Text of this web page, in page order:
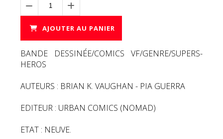
AJOUTER AU PANIER
BANDE DESSINÉE/COMICS VF/GENRE/SUPERS-
HEROS
AUTEURS : BRIAN K. VAUGHAN - PIA GUERRA
EDITEUR : URBAN COMICS (NOMAD)
ETAT : NEUVE.